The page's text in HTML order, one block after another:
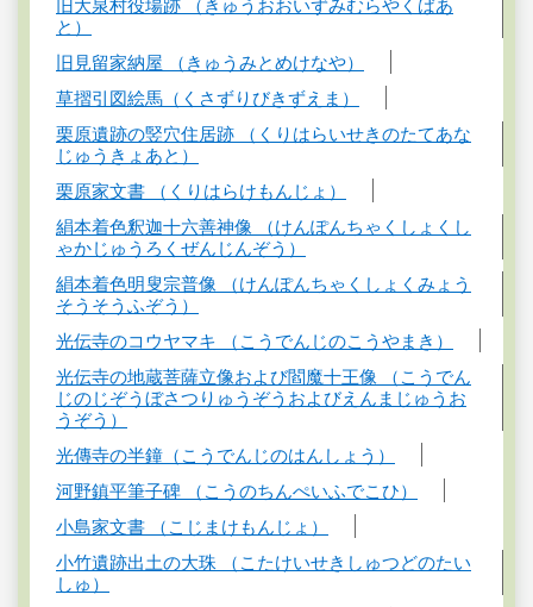
旧大泉村役場跡 （きゅうおおいずみむらやくばあ
と）
旧見留家納屋 （きゅうみとめけなや）
草摺引図絵馬（くさずりびきずえま）
栗原遺跡の竪穴住居跡 （くりはらいせきのたてあな
じゅうきょあと）
栗原家文書 （くりはらけもんじょ）
絹本着色釈迦十六善神像 （けんぽんちゃくしょくし
ゃかじゅうろくぜんじんぞう）
絹本着色明叟宗普像 （けんぽんちゃくしょくみょう
そうそうふぞう）
光伝寺のコウヤマキ （こうでんじのこうやまき）
光伝寺の地蔵菩薩立像および閻魔十王像 （こうでん
じのじぞうぼさつりゅうぞうおよびえんまじゅうお
うぞう）
光傳寺の半鐘（こうでんじのはんしょう）
河野鎮平筆子碑 （こうのちんぺいふでこひ）
小島家文書 （こじまけもんじょ）
小竹遺跡出土の大珠 （こたけいせきしゅつどのたい
しゅ）